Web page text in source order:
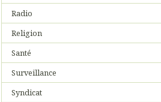
Radio
Religion
Santé
Surveillance
Syndicat